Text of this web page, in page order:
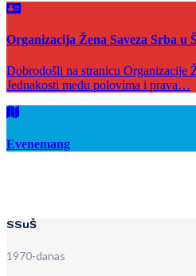
Organizacija Žena Saveza Srba u
Dobrodošli na stranicu Organizacije
Jednakosti među polovima i prava…
Evenemang
SSuŠ
1970-danas